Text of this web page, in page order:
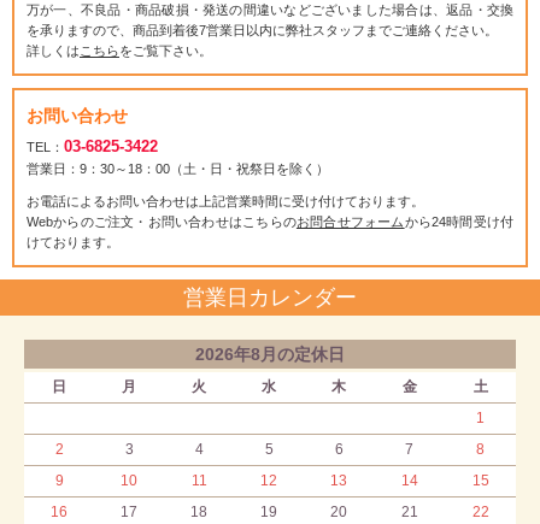
万が一、不良品・商品破損・発送の間違いなどございました場合は、返品・交換
を承りますので、商品到着後7営業日以内に弊社スタッフまでご連絡ください。
詳しくは こちらをご覧下さい。
お問い合わせ
TEL： 03-6825-3422
営業日：9：30～18：00（土・日・祝祭日を除く）
お電話によるお問い合わせは上記営業時間に受け付けております。
Webからのご注文・お問い合わせはこちらのお問合せフォームから24時間受け付
けております。
営業日カレンダー
2026年8月の定休日
日 月 火 水 木 金
土
1
2
3 4 5 6 7
8
9
10 11 12 13 14
15
16
17 18 19 20 21
22